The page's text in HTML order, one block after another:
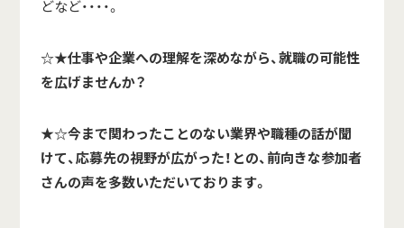
どなど・・・・。
☆★仕事や企業への理解を深めながら、就職の可能性
を広げませんか？
★☆今まで関わったことのない業界や職種の話が聞
けて、応募先の視野が広がった！との、前向きな参加者
さんの声を多数いただいております。